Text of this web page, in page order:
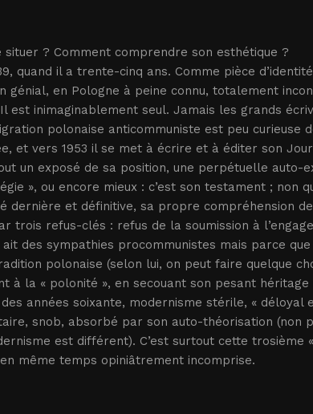
situer ? Comment comprendre son esthétique ?
quand il a trente-cinq ans. Comme pièce
génial, en Pologne à peine connu, totalement
est inimaginablement seul. Jamais les grands
polonaise anticommuniste est peu curieuse
et vers 1953 il se met à écrire et à éditer son
un exposé de sa position, une perpétuelle auto-
», ou encore mieux : c’est son testament ; non
dernière et définitive, sa propre compréhension
trois refus-clés : refus de la soumission à
ait des sympathies procommunistes mais parce
polonaise (selon lui, on peut faire quelque
à la « polonité », en secouant son pesant
années soixante, modernisme stérile, « déloyal
snob, absorbé par son auto-théorisation (non
est différent). C’est surtout cette trosième
même temps opiniâtrement incomprise.